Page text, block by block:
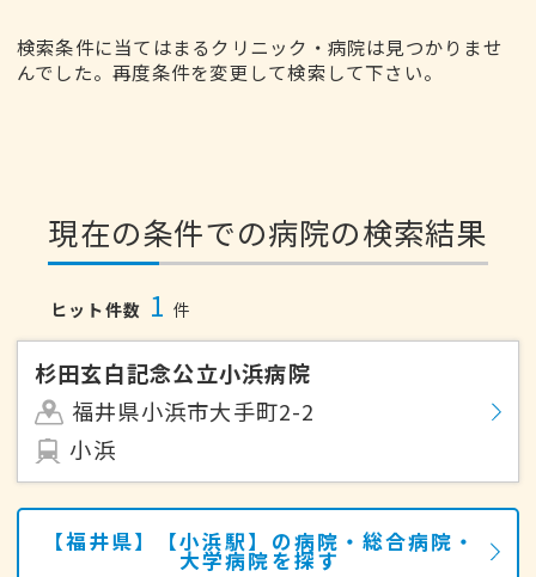
検索条件に当てはまるクリニック・病院は見つかりませ
んでした。再度条件を変更して検索して下さい。
現在の条件での病院の検索結果
ヒット件数 1 件
杉田玄白記念公立小浜病院
福井県小浜市大手町2-2
小浜
【福井県】【小浜駅】の病院・総合病院・
大学病院を探す